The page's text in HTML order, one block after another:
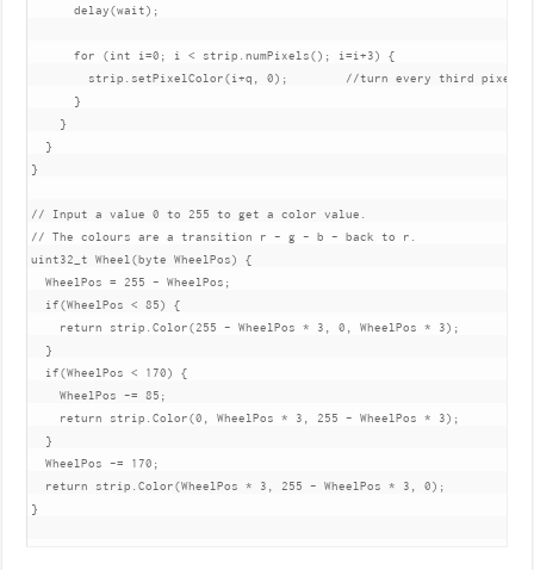
      delay(wait);
      for (int i=0; i < strip.numPixels(); i=i+3) {
strip.setPixelColor(i+q, 0);        //turn every third pixel
      }
    }
  }
}
// Input a value 0 to 255 to get a color value.
// The colours are a transition r - g - b - back to r.
uint32_t Wheel(byte WheelPos) {
  WheelPos = 255 - WheelPos;
  if(WheelPos < 85) {
    return strip.Color(255 - WheelPos * 3, 0, WheelPos * 3);
  }
  if(WheelPos < 170) {
    WheelPos -= 85;
    return strip.Color(0, WheelPos * 3, 255 - WheelPos * 3);
  }
  WheelPos -= 170;
  return strip.Color(WheelPos * 3, 255 - WheelPos * 3, 0);
}